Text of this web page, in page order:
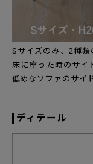
Sサイズのみ、2種
床に座った時のサイ
低めなソファのサイ
ディテール